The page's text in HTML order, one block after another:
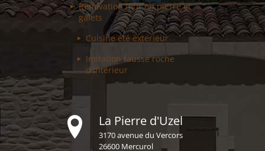
Renovation muren pierre et
galets
Cuisine été exterieur
Imitation fausseroche
d'intérieur
La Pierre d'Uzel
3170 avenue du Vercors
26600 Mercurol